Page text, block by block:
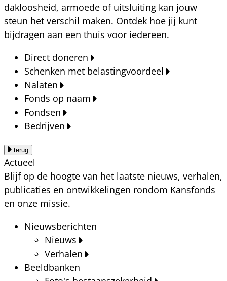
dakloosheid, armoede of uitsluiting kan jouw
steun het verschil maken. Ontdek hoe jij kunt
bijdragen aan een thuis voor iedereen.
Direct doneren
Schenken met belastingvoordeel
Nalaten
Fonds op naam
Fondsen
Bedrijven
terug
Actueel
Blijf op de hoogte van het laatste nieuws, verhalen,
publicaties en ontwikkelingen rondom Kansfonds
en onze missie.
Nieuwsberichten
Nieuws
Verhalen
Beeldbanken